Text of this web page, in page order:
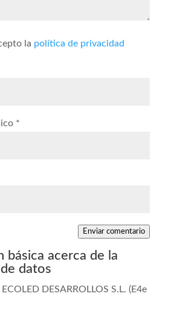
la política de privacidad
*
Enviar comentario
básica acerca de la
datos
ECOLED DESARROLLOS S.L. (E4e